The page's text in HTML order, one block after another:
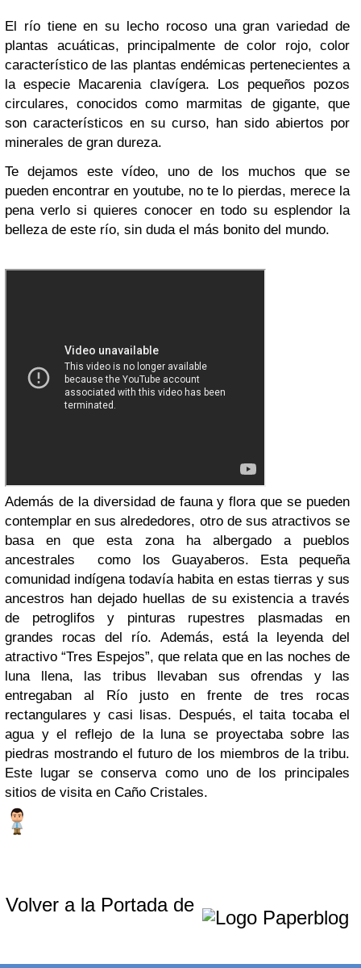
El río tiene en su lecho rocoso una gran variedad de
plantas acuáticas, principalmente de color rojo, color
característico de las plantas endémicas pertenecientes a
la especie Macarenia clavígera. Los pequeños pozos
circulares, conocidos como marmitas de gigante, que
son característicos en su curso, han sido abiertos por
minerales de gran dureza.
Te dejamos este vídeo, uno de los muchos que se
pueden encontrar en youtube, no te lo pierdas, merece la
pena verlo si quieres conocer en todo su esplendor la
belleza de este río, sin duda el más bonito del mundo.
Además de la diversidad de fauna y flora que se pueden
contemplar en sus alrededores, otro de sus atractivos se
basa en que esta zona ha albergado a pueblos
ancestrales como los Guayaberos. Esta pequeña
comunidad indígena todavía habita en estas tierras y sus
ancestros han dejado huellas de su existencia a través
de petroglifos y pinturas rupestres plasmadas en
grandes rocas del río. Además, está la leyenda del
atractivo “Tres Espejos”, que relata que en las noches de
luna llena, las tribus llevaban sus ofrendas y las
entregaban al Río justo en frente de tres rocas
rectangulares y casi lisas. Después, el taita tocaba el
agua y el reflejo de la luna se proyectaba sobre las
piedras mostrando el futuro de los miembros de la tribu.
Este lugar se conserva como uno de los principales
sitios de visita en Caño Cristales.
Volver a la Portada de